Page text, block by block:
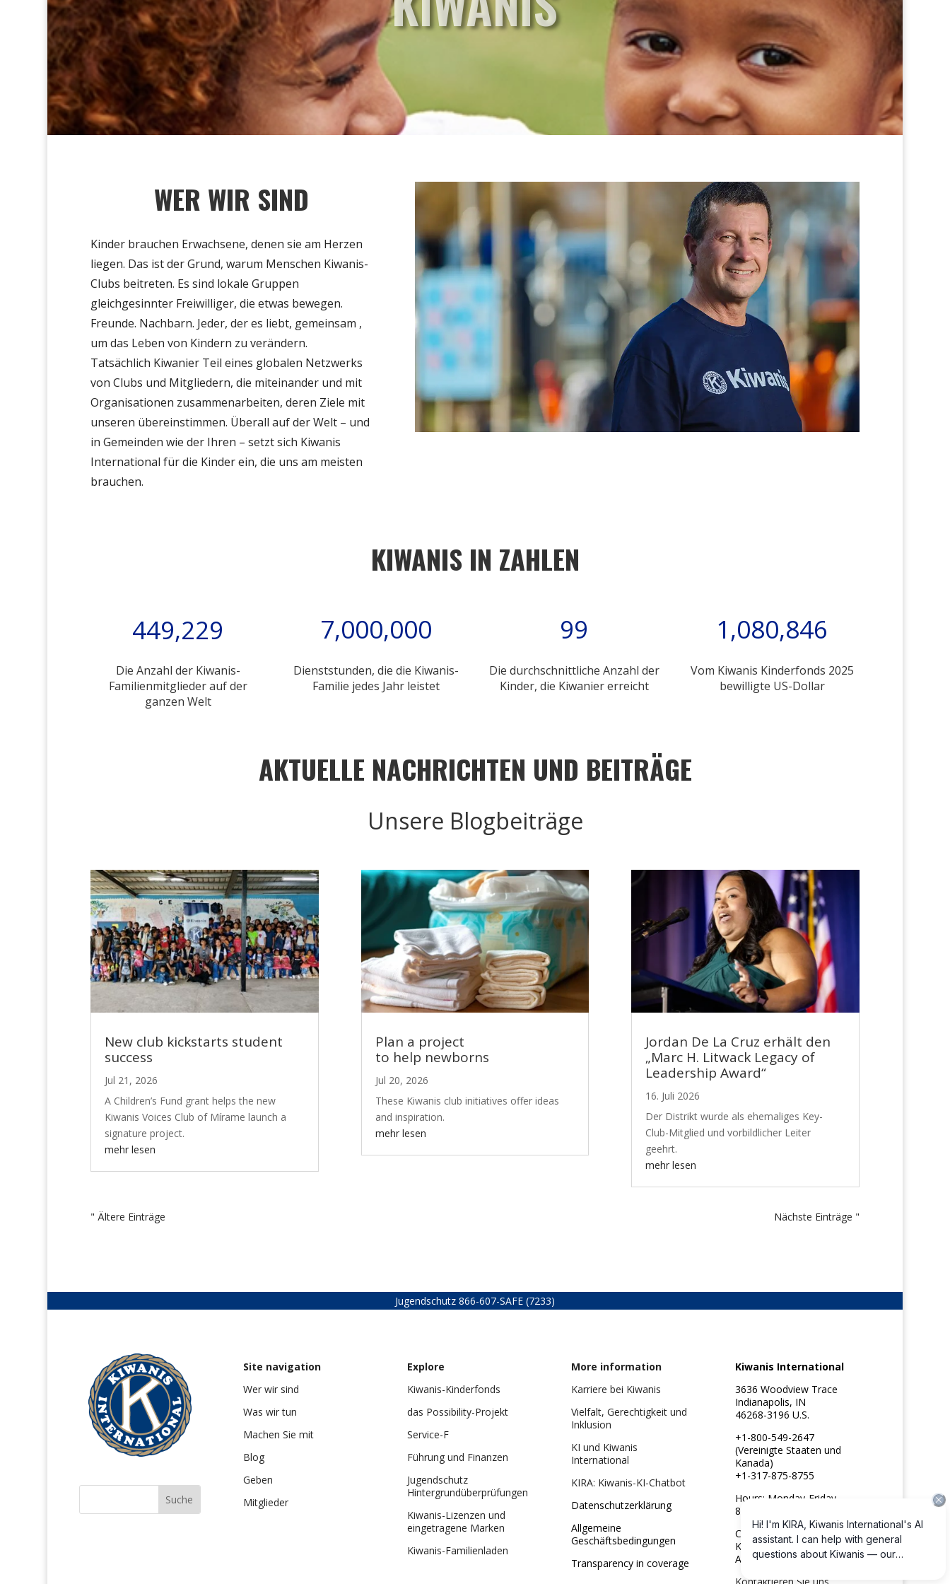
WER WIR SIND
Kinder brauchen Erwachsene, denen sie am Herzen
liegen. Das istder Grund, warum Menschen Kiwanis-
Clubs beitreten. Es sind lokale Gruppen
gleichgesinnter Freiwilliger, die etwas bewegen.
Freunde. Nachbarn. Jeder, der es liebt, gemeinsam ,
um das Leben von Kindern zu verändern.
Tatsächlich Kiwanier Teil eines globalen Netzwerks
von Clubs und Mitgliedern, die miteinander und mit
Organisationen zusammenarbeiten, deren Ziele mit
unseren übereinstimmen. Überall auf der Welt – und
in Gemeinden wie der Ihren – setzt sich Kiwanis
International für die Kinder ein, die uns am meisten
brauchen.
KIWANIS IN ZAHLEN
449,229
Die Anzahl der Kiwanis-
Familienmitglieder auf der
ganzen Welt
7,000,000
Dienststunden, die die Kiwanis-
Familie jedes Jahr leistet
99
Die durchschnittliche Anzahl der
Kinder, die Kiwanier erreicht
1,080,846
Vom Kiwanis Kinderfonds 2025
bewilligte US-Dollar
AKTUELLE NACHRICHTEN UND BEITRÄGE
Unsere Blogbeiträge
New club kickstarts student
success
Jul 21, 2026
A Children’s Fund grant helps the new
Kiwanis Voices Club of Mírame launch a
signature project.
mehr lesen
Plan a project
to help newborns
Jul 20, 2026
These Kiwanis club initiatives offer ideas
and inspiration.
mehr lesen
Jordan De La Cruz erhält den
„Marc H. Litwack Legacy of
Leadership Award“
16. Juli 2026
Der Distrikt wurde als ehemaliges Key-
Club-Mitglied und vorbildlicher Leiter
geehrt.
mehr lesen
" Ältere Einträge Nächste Einträge "
Jugendschutz 866-607-SAFE (7233)
Site navigation
Wer wir sind
Was wir tun
Machen Sie mit
Blog
Geben
Mitglieder
Explore
Kiwanis-Kinderfonds
das Possibility-Projekt
Service-F
Führung und Finanzen
Jugendschutz
Hintergrundüberprüfungen
Kiwanis-Lizenzen und
eingetragene Marken
Kiwanis-Familienladen
More information
Karriere bei Kiwanis
Vielfalt, Gerechtigkeit und
Inklusion
KI und Kiwanis
International
KIRA: Kiwanis-KI-Chatbot
Datenschutzerklärung
Allgemeine
Geschäftsbedingungen
Transparency in coverage
Kiwanis International
3636 Woodview Trace
Indianapolis, IN
46268-3196 U.S.
+1-800-549-2647
(Vereinigte Staaten und
Kanada)
+1-317-875-8755
Hours: Monday-Friday
8:30am to 4:45pm ET
Copyright ©2026
Kiwanis International
All rights reserved